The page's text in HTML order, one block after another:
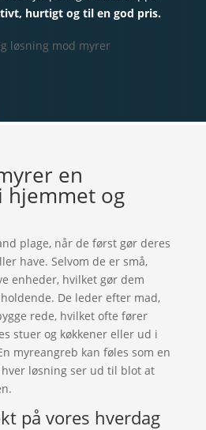
hurtigt og til en god pris.
en
og
plage, når de først gør deres
have. Selvom de er små,
enheder, hvilket gør dem
De leder efter mad,
rede, hvilket ofte fører
stuer og køkkener eller ud i
myreangreb kan føles som en
løsning ser ud til blot at
på vores hverdag